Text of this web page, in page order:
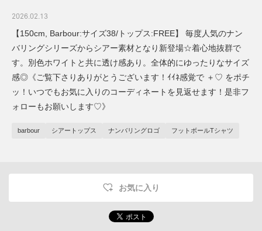
2026.02.13
【150cm, Barbour:サイズ38/トップス:FREE】 毎度人気のナン
バリングシリーズからシアー素材となり新登場☆着心地抜群で
す。別色ホワイトと共に透け感あり。全体的にゆったりなサイズ
感◎《ご覧下さりありがとうございます！ｲｲﾈ感覚で ＋♡ をポチ
ッ！いつでもお気に入りのコーディネートを見返せます！是非フ
ォローもお願いします♡》
barbour シアートップス ナンバリングロゴ フットボールTシャツ
お気に入り